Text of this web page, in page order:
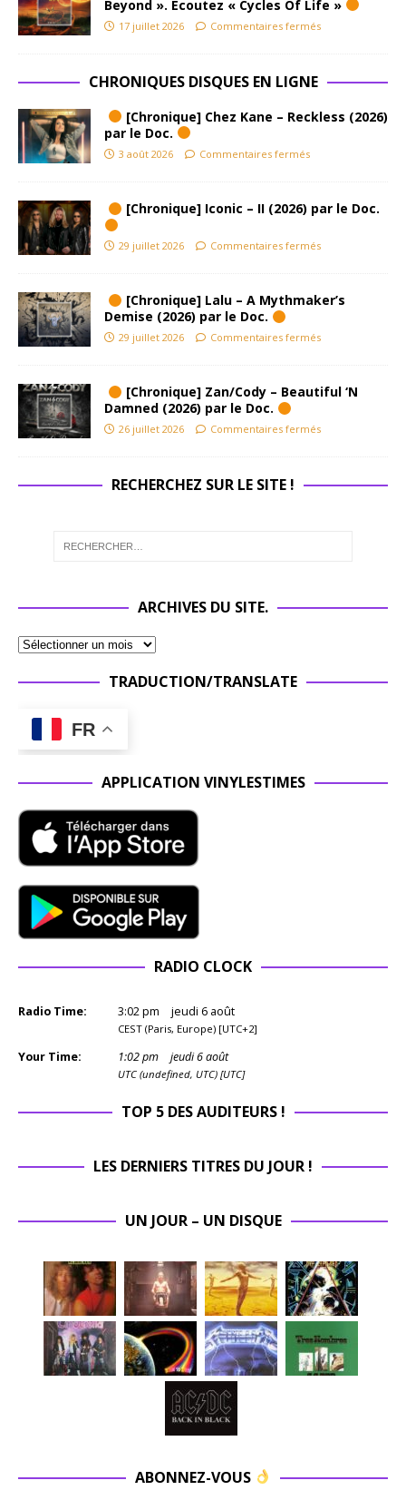
Beyond ». Ecoutez « Cycles Of Life »
17 juillet 2026 Commentaires fermés
CHRONIQUES DISQUES EN LIGNE
[Chronique] Chez Kane – Reckless (2026)
par le Doc.
3 août 2026 Commentaires fermés
[Chronique] Iconic – II (2026) par le Doc.
29 juillet 2026 Commentaires fermés
[Chronique] Lalu – A Mythmaker’s
Demise (2026) par le Doc.
29 juillet 2026 Commentaires fermés
[Chronique] Zan/Cody – Beautiful ‘N
Damned (2026) par le Doc.
26 juillet 2026 Commentaires fermés
RECHERCHEZ SUR LE SITE !
ARCHIVES DU SITE.
TRADUCTION/TRANSLATE
FR
APPLICATION VINYLESTIMES
RADIO CLOCK
Radio Time: 3:02pm jeudi 6 août
CEST (Paris, Europe) [UTC+2]
Your Time: 1:02pm jeudi 6 août
UTC (undefined, UTC) [UTC]
TOP 5 DES AUDITEURS !
LES DERNIERS TITRES DU JOUR !
UN JOUR – UN DISQUE
ABONNEZ-VOUS